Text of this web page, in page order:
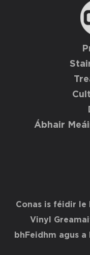
Ábhair
Conas is féidir le
Vinyl
bhFeidhm agus